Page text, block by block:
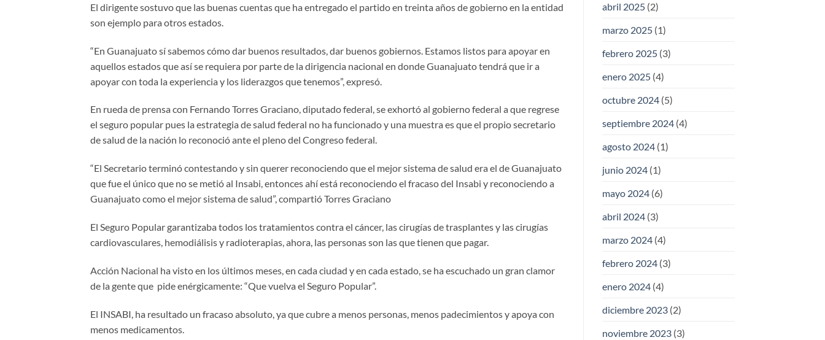
El dirigente sostuvo que las buenas cuentas que ha entregado el partido en treinta años de gobierno en la entidad
son ejemplo para otros estados.
“En Guanajuato sí sabemos cómo dar buenos resultados, dar buenos gobiernos. Estamos listos para apoyar en
aquellos estados que así se requiera por parte de la dirigencia nacional en donde Guanajuato tendrá que ir a
apoyar con toda la experiencia y los liderazgos que tenemos”, expresó.
En rueda de prensa con Fernando Torres Graciano, diputado federal, se exhortó al gobierno federal a que regrese
el seguro popular pues la estrategia de salud federal no ha funcionado y una muestra es que el propio secretario
de salud de la nación lo reconoció ante el pleno del Congreso federal.
“El Secretario terminó contestando y sin querer reconociendo que el mejor sistema de salud era el de Guanajuato
que fue el único que no se metió al Insabi, entonces ahí está reconociendo el fracaso del Insabi y reconociendo a
Guanajuato como el mejor sistema de salud”, compartió Torres Graciano
El Seguro Popular garantizaba todos los tratamientos contra el cáncer, las cirugías de trasplantes y las cirugías
cardiovasculares, hemodiálisis y radioterapias, ahora, las personas son las que tienen que pagar.
Acción Nacional ha visto en los últimos meses, en cada ciudad y en cada estado, se ha escuchado un gran clamor
de la gente que pide enérgicamente: “Que vuelva el Seguro Popular”.
El INSABI, ha resultado un fracaso absoluto, ya que cubre a menos personas, menos padecimientos y apoya con
menos medicamentos.
abril 2025(2)
marzo 2025(1)
febrero 2025(3)
enero 2025(4)
octubre 2024(5)
septiembre 2024(4)
agosto 2024(1)
junio 2024(1)
mayo 2024(6)
abril 2024(3)
marzo 2024(4)
febrero 2024(3)
enero 2024(4)
diciembre 2023(2)
noviembre 2023(3)